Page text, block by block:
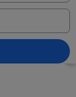
un muelle que se